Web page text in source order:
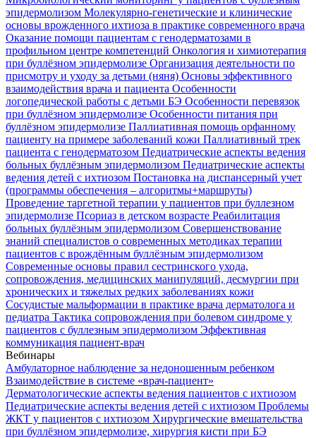
эпидермолизом Молекулярно-генетические и клинические
основы врожденного ихтиоза в практике современного врача
Оказание помощи пациентам с генодерматозами в
профильном центре компетенций Онкология и химиотерапия
при буллёзном эпидермолизе Организация деятельности по
присмотру и уходу за детьми (няня) Основы эффективного
взаимодействия врача и пациента Особенности
логопедической работы с детьми БЭ Особенности перевязок
при буллёзном эпидермолизе Особенности питания при
буллёзном эпидермолизе Паллиативная помощь орфанному
пациенту на примере заболеваний кожи Паллиативный трек
пациента с генодерматозом Педиатрические аспекты ведения
больных буллёзным эпидермолизом Педиатрические аспекты
ведения детей с ихтиозом Постановка на диспансерный учет
(программы обеспечения – алгоритмы+маршруты)
Проведение таргетной терапии у пациентов при буллезном
эпидермолизе Псориаз в детском возрасте Реабилитация
больных буллёзным эпидермолизом Совершенствование
знаний специалистов о современных методиках терапии
пациентов с врождённым буллёзным эпидермолизом
Современные основы правил сестринского ухода,
сопровождения, медицинских манипуляций, десмургии при
хронических и тяжелых редких заболеваниях кожи
Сосудистые мальформации в практике врача дерматолога и
педиатра Тактика сопровождения при болевом синдроме у
пациентов с буллезным эпидермолизом Эффективная
коммуникация пациент-врач
Вебинары
Амбулаторное наблюдение за недоношенным ребенком
Взаимодействие в системе «врач-пациент»
Дерматологические аспекты ведения пациентов с ихтиозом
Педиатрические аспекты ведения детей с ихтиозом Проблемы
ЖКТ у пациентов с ихтиозом Хирургические вмешательства
при буллёзном эпидермолизе, хирургия кисти при БЭ